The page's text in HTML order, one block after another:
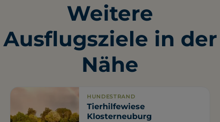
Weitere
Ausflugsziele in der
Nähe
HUNDESTRAND
Tierhilfewiese
Klosterneuburg